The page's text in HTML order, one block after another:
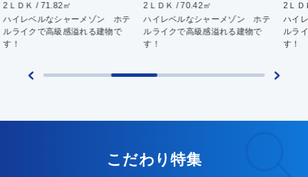
2ＬＤＫ / 70.42㎡
ハイレベルなシャーメゾン ホテ
ルライクで高級感溢れる建物で
す！
2ＬＤＫ / 72.34㎡
ハイレベルなシャーメゾン ホテ
ルライクで高級感溢れる建物で
す！
2Ｌ
ハ
ル
す！
こだわり特集